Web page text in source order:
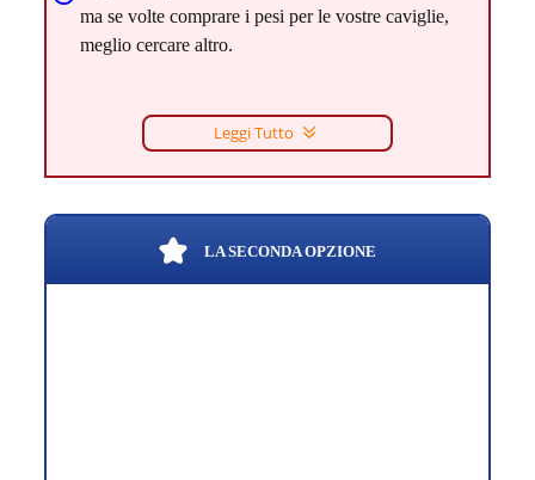
ma se volte comprare i pesi per le vostre caviglie,
meglio cercare altro.
Leggi Tutto
LA SECONDA OPZIONE